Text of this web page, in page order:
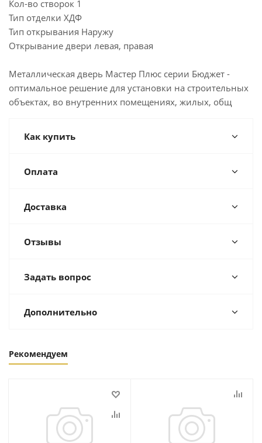
Кол-во створок 1
Тип отделки ХДФ
Тип открывания Наружу
Открывание двери левая, правая
Металлическая дверь Мастер Плюс серии Бюджет -
оптимальное решение для установки на строительных
объектах, во внутренних помещениях, жилых, общ
Как купить
Оплата
Доставка
Отзывы
Задать вопрос
Дополнительно
Рекомендуем